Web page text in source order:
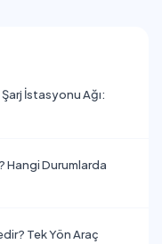
İstasyonu Ağı:
Hangi Durumlarda
Tek Yön Araç